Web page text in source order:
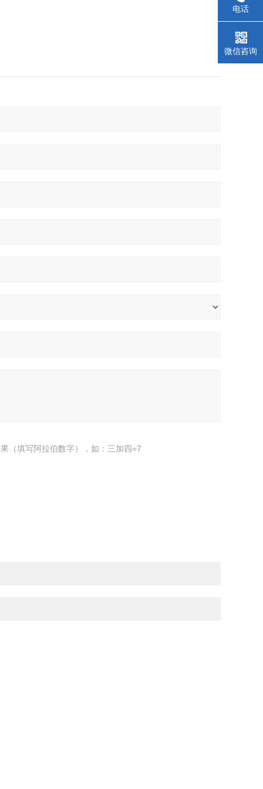
（填写阿拉伯数字），如：三加四=7
电话
微信咨询